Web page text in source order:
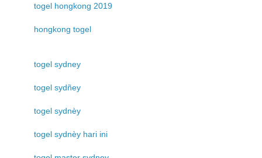
togel hongkong 2019
hongkong togel
togel sydney
togel sydñey
togel sydnèy
togel sydnèy hari ini